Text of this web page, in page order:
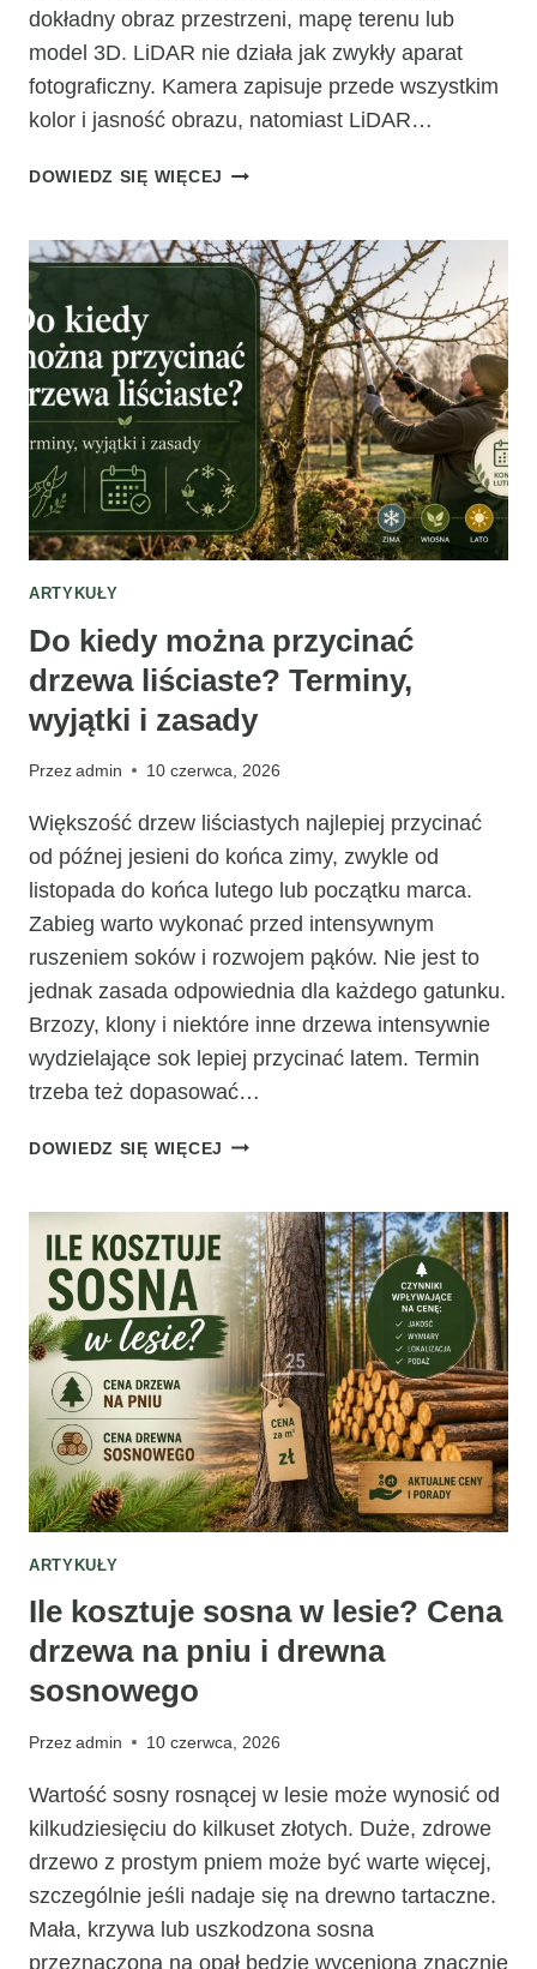
dokładny obraz przestrzeni, mapę terenu lub
model 3D. LiDAR nie działa jak zwykły aparat
fotograficzny. Kamera zapisuje przede wszystkim
kolor i jasność obrazu, natomiast LiDAR…
DOWIEDZ SIĘ WIĘCEJ CO
LIDAR?
JAK
DZIAŁA
DO
CZEGO
SŁUŻY?
ARTYKUŁY
Do kiedy można przycinać
drzewa liściaste? Terminy,
wyjątki i zasady
Przezadmin 10 czerwca, 2026
Większość drzew liściastych najlepiej przycinać
od późnej jesieni do końca zimy, zwykle od
listopada do końca lutego lub początku marca.
Zabieg warto wykonać przed intensywnym
ruszeniem soków i rozwojem pąków. Nie jest to
jednak zasada odpowiednia dla każdego gatunku.
Brzozy, klony i niektóre inne drzewa intensywnie
wydzielające sok lepiej przycinać latem. Termin
trzeba też dopasować…
DOWIEDZ SIĘ WIĘCEJ DO
PRZYCINAĆ
DRZEWA
LIŚCIASTE?
TERMINY,
WYJĄTKI
I
ZASADY
ARTYKUŁY
Ile kosztuje sosna w lesie? Cena
drzewa na pniu i drewna
sosnowego
Przezadmin 10 czerwca, 2026
Wartość sosny rosnącej w lesie może wynosić od
kilkudziesięciu do kilkuset złotych. Duże, zdrowe
drzewo z prostym pniem może być warte więcej,
szczególnie jeśli nadaje się na drewno tartaczne.
Mała, krzywa lub uszkodzona sosna
przeznaczona na opał będzie wyceniona znacznie